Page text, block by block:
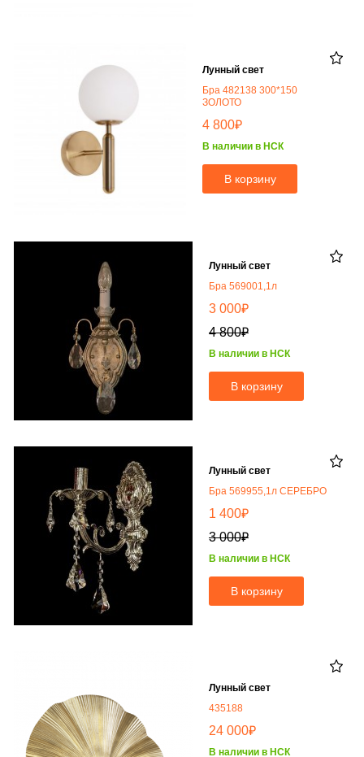
Лунный свет
Бра 482138 300*150
ЗОЛОТО
4 800₽
В наличии в НСК
В корзину
Лунный свет
Бра 569001,1л
3 000₽
4 800₽
В наличии в НСК
В корзину
Лунный свет
Бра 569955,1л СЕРЕБРО
1 400₽
3 000₽
В наличии в НСК
В корзину
Лунный свет
435188
24 000₽
В наличии в НСК